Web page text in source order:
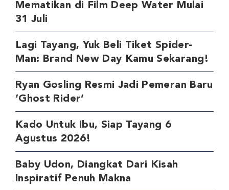
Mematikan di Film Deep Water Mulai
31 Juli
Lagi Tayang, Yuk Beli Tiket Spider-
Man: Brand New Day Kamu Sekarang!
Ryan Gosling Resmi Jadi Pemeran Baru
‘Ghost Rider’
Kado Untuk Ibu, Siap Tayang 6
Agustus 2026!
Baby Udon, Diangkat Dari Kisah
Inspiratif Penuh Makna